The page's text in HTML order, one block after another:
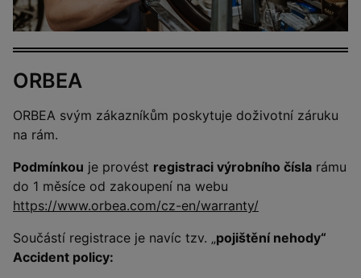
ORBEA
ORBEA svým zákazníkům poskytuje doživotní záruku
na rám.
Podmínkou je provést registraci výrobního čísla rámu
do 1 měsíce od zakoupení na webu
https://www.orbea.com/cz-en/warranty/
Součástí registrace je navíc tzv. „pojištění nehody“
Accident policy: